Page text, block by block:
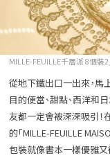
MILLE-FEUILLE千層派 8個裝
從地下鐵出口一出來，馬
目的便當、甜點、西洋和
友都一定會被深深吸引！
的「MILLE-FEUILLE
包裝就像書本一樣優雅又